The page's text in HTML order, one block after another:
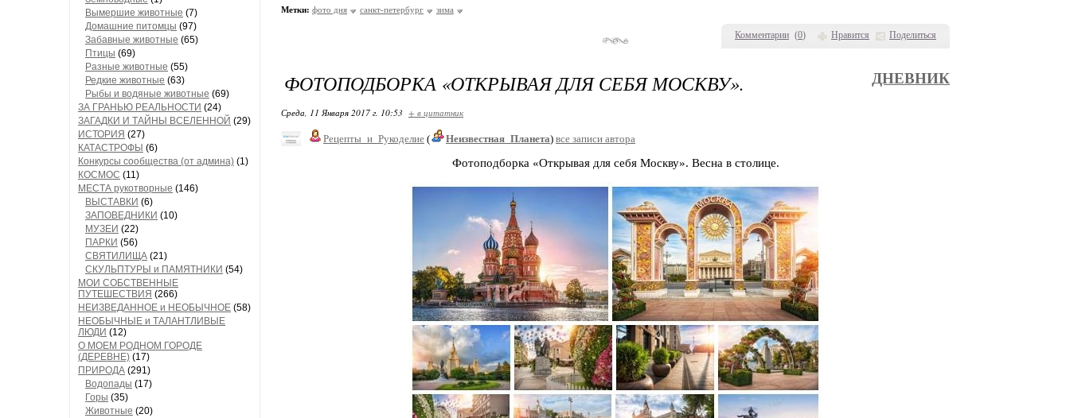
Вымершие животные (7)
Домашние питомцы (97)
Забавные животные (65)
Птицы (69)
Разные животные (55)
Редкие животные (63)
Рыбы и водяные животные (69)
ЗА ГРАНЬЮ РЕАЛЬНОСТИ (24)
ЗАГАДКИ И ТАЙНЫ ВСЕЛЕННОЙ (29)
ИСТОРИЯ (27)
КАТАСТРОФЫ (6)
Конкурсы сообщества (от админа) (1)
КОСМОС (11)
МЕСТА рукотворные (146)
ВЫСТАВКИ (6)
ЗАПОВЕДНИКИ (10)
МУЗЕИ (22)
ПАРКИ (56)
СВЯТИЛИЩА (21)
СКУЛЬПТУРЫ и ПАМЯТНИКИ (54)
МОИ СОБСТВЕННЫЕ
ПУТЕШЕСТВИЯ (266)
НЕИЗВЕДАННОЕ и НЕОБЫЧНОЕ (58)
НЕОБЫЧНЫЕ и ТАЛАНТЛИВЫЕ
ЛЮДИ (12)
О МОЕМ РОДНОМ ГОРОДЕ
(ДЕРЕВНЕ) (17)
ПРИРОДА (291)
Водопады (17)
Горы (35)
Животные (20)
Комментарии (0) Нравится Поделиться
Метки: фото дня санкт-петербург зима
ФОТОПОДБОРКА «ОТКРЫВАЯ ДЛЯ СЕБЯ МОСКВУ». ДНЕВНИК
Среда, 11 Января 2017 г. 10:53 + в цитатник
Рецепты_и_Рукоделие ( Неизвестная_Планета) все записи автора
Фотоподборка «Открывая для себя Москву». Весна в столице.